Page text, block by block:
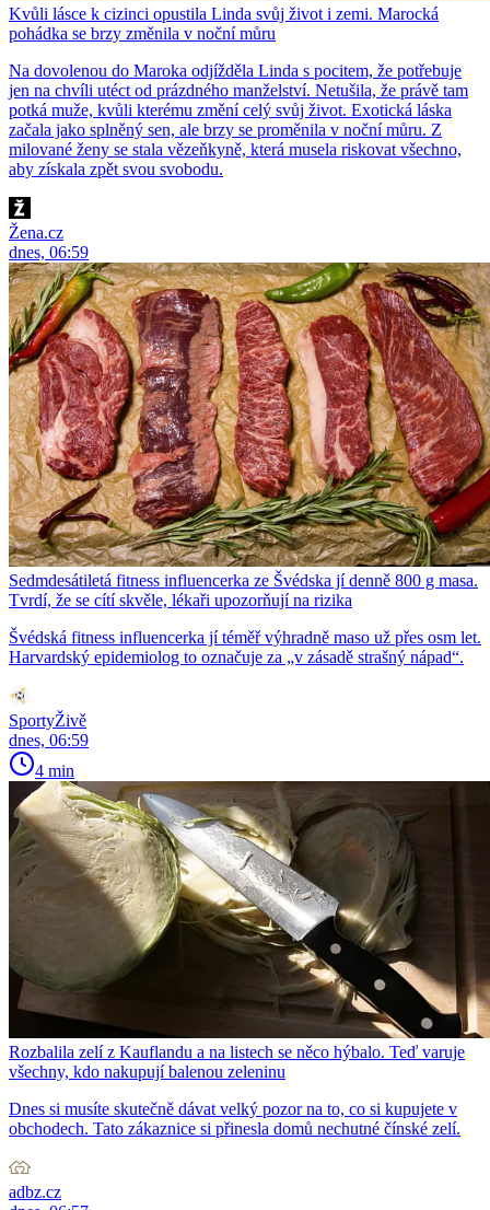
Kvůli lásce k cizinci opustila Linda svůj život i zemi. Marocká
pohádka se brzy změnila v noční můru
Na dovolenou do Maroka odjížděla Linda s pocitem, že potřebuje
jen na chvíli utéct od prázdného manželství. Netušila, že právě tam
potká muže, kvůli kterému změní celý svůj život. Exotická láska
začala jako splněný sen, ale brzy se proměnila v noční můru. Z
milované ženy se stala vězeňkyně, která musela riskovat všechno,
aby získala zpět svou svobodu.
Žena.cz
dnes, 06:59
Sedmdesátiletá fitness influencerka ze Švédska jí denně 800 g masa.
Tvrdí, že se cítí skvěle, lékaři upozorňují na rizika
Švédská fitness influencerka jí téměř výhradně maso už přes osm let.
Harvardský epidemiolog to označuje za „v zásadě strašný nápad“.
SportyŽivě
dnes, 06:59
4 min
Rozbalila zelí z Kauflandu a na listech se něco hýbalo. Teď varuje
všechny, kdo nakupují balenou zeleninu
Dnes si musíte skutečně dávat velký pozor na to, co si kupujete v
obchodech. Tato zákaznice si přinesla domů nechutné čínské zelí.
adbz.cz